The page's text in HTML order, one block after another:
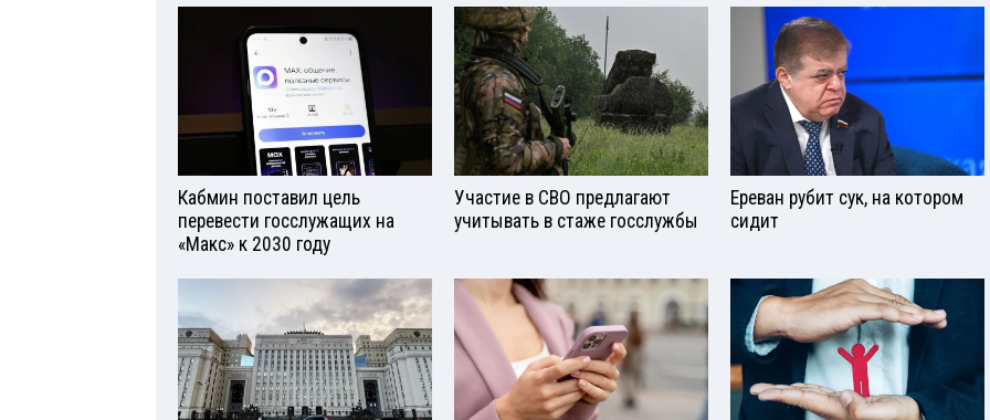
Кабмин поставил цель
перевести госслужащих на
«Макс» к 2030 году
Участие в СВО предлагают
учитывать в стаже госслужбы
Ереван рубит сук, на котором
сидит